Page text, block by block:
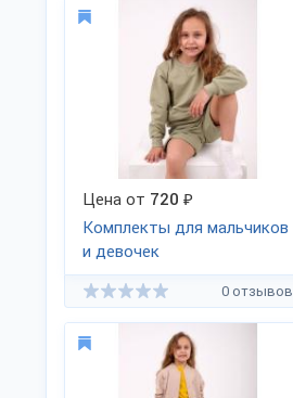
Цена от 720 ₽
Комплекты для мальчиков
и девочек
0 отзывов